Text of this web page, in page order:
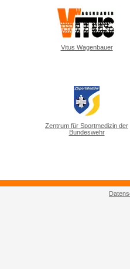
Vitus Wagenbauer
Zentrum für Sportmedizin der
Bundeswehr